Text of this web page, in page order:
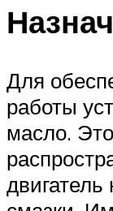
Для
работы
масло.